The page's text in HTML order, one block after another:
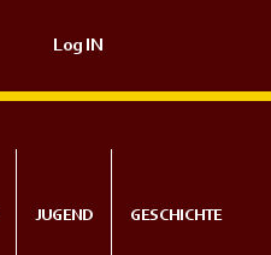
Log IN
JUGEND GESCHICHTE